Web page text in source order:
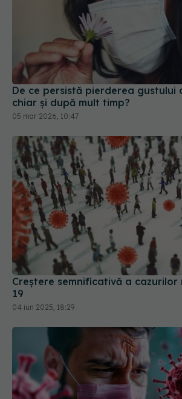
De ce persistă pierderea gustului
chiar și după mult timp?
05 mar 2026, 10:47
Creștere semnificativă a cazurilor
19
04 iun 2025, 18:29